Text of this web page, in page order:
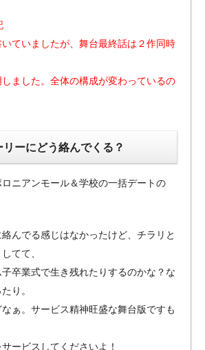
ていましたが、舞台最終話は２作同時
ました。全体の構成が変わっているの
ーにどう絡んでくる？
ニアンモール＆学校の一括デートの
んでる感じはなかったけど、チラリと
てて、
子卒業式で生き残れたりするのかな？な
り。
ぁ。サービス精神旺盛な舞台版ですも
ービスしてくださいよ！